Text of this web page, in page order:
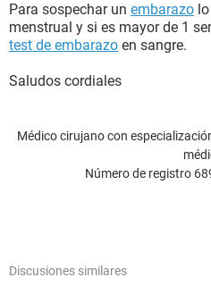
Para sospechar un embarazo
menstrual y si es mayor de 1
test de embarazo en sangre.
Saludos cordiales
Médico cirujano con
Número de registro
Discusiones similares